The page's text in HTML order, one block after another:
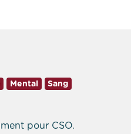
Mental
Sang
pour CSO.